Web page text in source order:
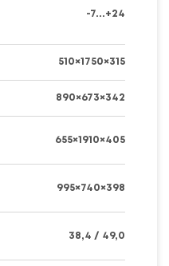
-7...+24
510×1750×315
890×673×342
655×1910×405
995×740×398
38,4 / 49,0